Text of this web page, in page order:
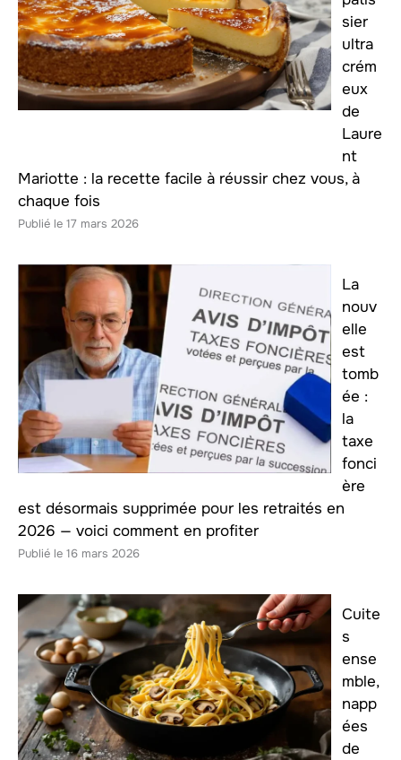
sier
ultra
crém
eux
de
Laure
nt
Mariotte : la recette facile à réussir chez vous, à
chaque fois
17 mars 2026
La
nouv
elle
est
tomb
ée :
la
taxe
fonci
ère
est désormais supprimée pour les retraités en
2026 — voici comment en profiter
16 mars 2026
Cuite
s
ense
mble,
napp
ées
de